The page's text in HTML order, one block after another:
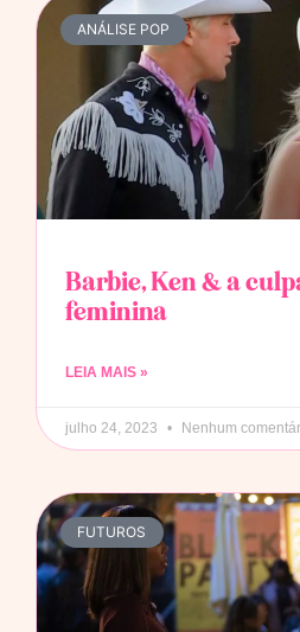
ANÁLISE POP
Barbie, Ken & a
feminina
LEIA MAIS »
julho 24, 2023 Nenhum
FUTUROS